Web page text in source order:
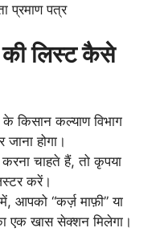
प्रमाण पत्र
की लिस्ट कैसे
किसान कल्याण विभाग
जाना होगा।
चाहते हैं, तो कृपया
करें।
आपको “कर्ज़ माफ़ी” या
एक खास सेक्शन मिलेगा।